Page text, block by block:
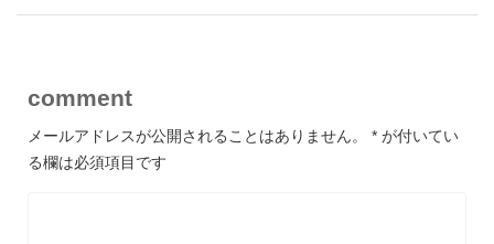
comment
メールアドレスが公開されることはありません。 * が付いてい
る欄は必須項目です